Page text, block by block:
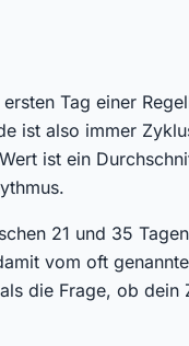
Tag einer
ist also immer
ist ein
21 und 35
vom oft
die Frage, ob